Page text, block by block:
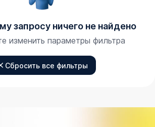
запросу ничего не найдено
изменить параметры фильтра
Сбросить все фильтры